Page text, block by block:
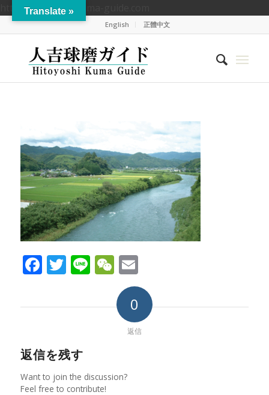
https://hitoyoshikuma-guide.com
English 正體中文
Facebook
Twitter
LineWeChat
Email
0
返信
返信を残す
Want to join the discussion?
Feel free to contribute!
Translate »